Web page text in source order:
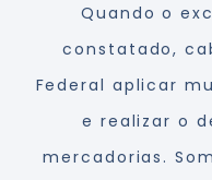
Quando o
constatado,
Federal aplicar
e realizar o
mercadorias.